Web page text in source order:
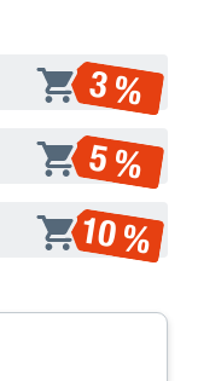
3 %
5 %
10 %